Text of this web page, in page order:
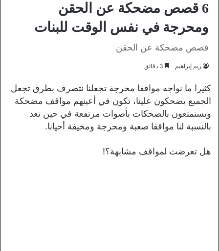
6 قصص مضحكة عن الحقن
ومحرجة في نفس الوقت للبنات
قصص مضحكة عن الحقن
ريم إبراهيم
كثيرا ما نواجه مواقفا محرجة تجعلنا نتصرف بطرق تجعل
الجميع يضحكون علينا، تكون في أعينهم مواقف مضحكة
ويستمتعون بالضحكات بأصوات مرتفعة في حين تعد
بالنسبة لنا مواقفا صعبة ومحرجة ومخيفة أحيانا.
هل تعرضت لمواقف مشابهة؟!